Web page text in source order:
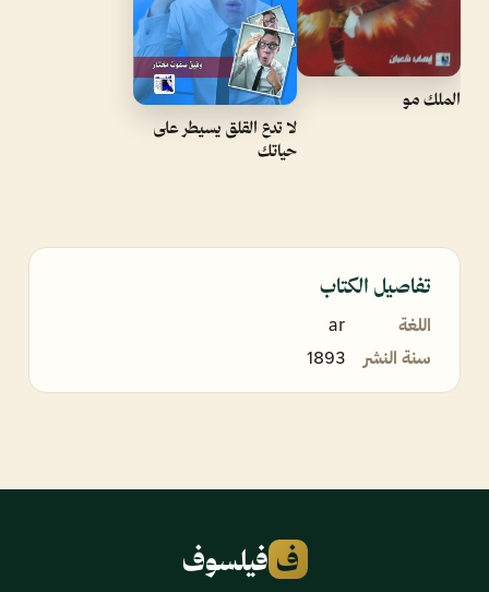
الملك مو
لا تدع القلق يسيطر على
حياتك
تفاصيل الكتاب
اللغة
ar
سنة النشر
1893
ف فيلسوف